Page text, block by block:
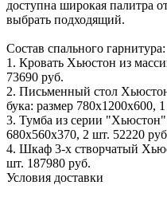
доступна широкая палитра
выбрать подходящий.
Состав спального гарнитура:
1. Кровать Хьюстон из
73690 руб.
2. Письменный стол
бука: размер 780x1200x600,
3. Тумба из серии "Хьюстон"
680x560x370, 2 шт. 52220
4. Шкаф 3-х створчатый
шт. 187980 руб.
Условия доставки